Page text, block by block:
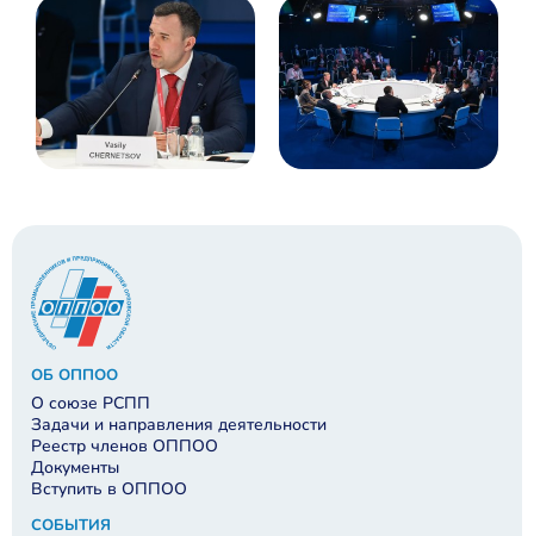
ОБ ОППОО
О союзе РСПП
Задачи и направления деятельности
Реестр членов ОППОО
Документы
Вступить в ОППОО
СОБЫТИЯ